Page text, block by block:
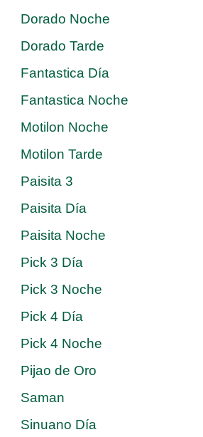
Dorado Noche
Dorado Tarde
Fantastica Día
Fantastica Noche
Motilon Noche
Motilon Tarde
Paisita 3
Paisita Día
Paisita Noche
Pick 3 Día
Pick 3 Noche
Pick 4 Día
Pick 4 Noche
Pijao de Oro
Saman
Sinuano Día